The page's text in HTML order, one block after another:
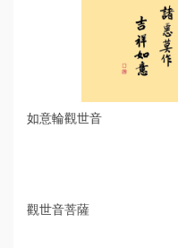
如意輪觀世音